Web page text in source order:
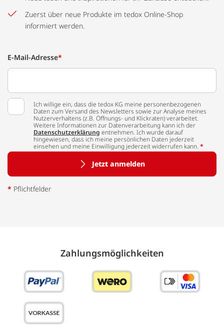
Zuerst über neue Produkte im tedox Online-Shop
informiert werden.
E-Mail-Adresse*
Ich willige ein, dass die tedox KG meine personenbezogenen
Daten zum Versand des Newsletters sowie zur Analyse meines
Nutzerverhaltens (z.B. Öffnungs- und Klickraten) verarbeitet.
Weitere Informationen zur Datenverarbeitung kann ich der
Datenschutzerklärung entnehmen. Ich wurde darauf
hingewiesen, dass ich meine persönlichen Daten jederzeit
einsehen und meine Einwilligung jederzeit widerrufen kann. *
Jetzt anmelden
* Pflichtfelder
Zahlungs­möglich­keiten